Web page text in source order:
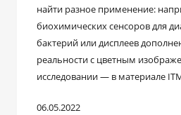
найти разное применение:
биохимических сенсоров для
бактерий или дисплеев
реальности с цветным
исследовании — в материале
06.05.2022